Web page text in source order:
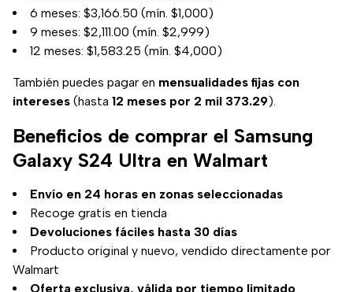
6 meses: $3,166.50 (mín. $1,000)
9 meses: $2,111.00 (mín. $2,999)
12 meses: $1,583.25 (mín. $4,000)
También puedes pagar en mensualidades fijas con
intereses (hasta 12 meses por 2 mil 373.29).
Beneficios de comprar el Samsung
Galaxy S24 Ultra en Walmart
Envío en 24 horas en zonas seleccionadas
Recoge gratis en tienda
Devoluciones fáciles hasta 30 días
Producto original y nuevo, vendido directamente por
Walmart
Oferta exclusiva, válida por tiempo limitado